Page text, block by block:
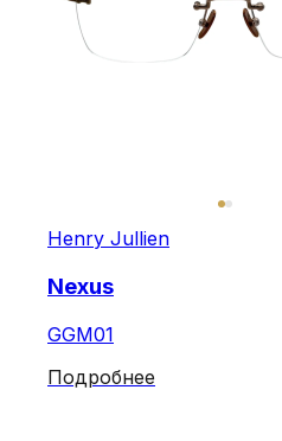
Henry Jullien
Nexus
GGM01
Подробнее